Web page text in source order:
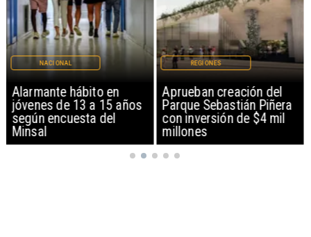
Alarmante hábito en
jóvenes de 13 a 15 años
según encuesta del
Minsal
NACIONAL
Aprueban creación del
Parque Sebastián Piñera
con inversión de $4 mil
millones
REGIONES